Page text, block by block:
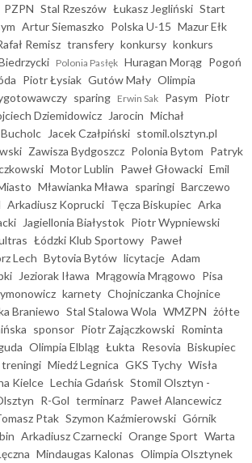
PZPN Stal Rzeszów Łukasz Jegliński Start
Artur Siemaszko Polska U-15 Mazur Ełk
Remisz transfery konkursy konkurs
Polonia Pasłęk Huragan Morąg Pogoń
Piotr Łysiak Gutów Mały Olimpia
sparing Erwin Sak Pasym Piotr
Dziemidowicz Jarocin Michał
Bucholc Jacek Czałpiński stomil.olsztyn.pl
Zawisza Bydgoszcz Polonia Bytom Patryk
Motor Lublin Paweł Głowacki Emil
Mławianka Mława sparingi Barczewo
Arkadiusz Koprucki Tęcza Biskupiec Arka
Jagiellonia Białystok Piotr Wypniewski
Łódzki Klub Sportowy Paweł
Lech Bytovia Bytów licytacje Adam
Jeziorak Iława Mrągowia Mrągowo Pisa
karnety Chojniczanka Chojnice
Braniewo Stal Stalowa Wola WMZPN żółte
sponsor Piotr Zajączkowski Rominta
Olimpia Elbląg Łukta Resovia Biskupiec
treningi Miedź Legnica GKS Tychy Wisła
Kielce Lechia Gdańsk Stomil Olsztyn -
R-Gol terminarz Paweł Alancewicz
Ptak Szymon Kaźmierowski Górnik
Arkadiusz Czarnecki Orange Sport Warta
Mindaugas Kalonas Olimpia Olsztynek